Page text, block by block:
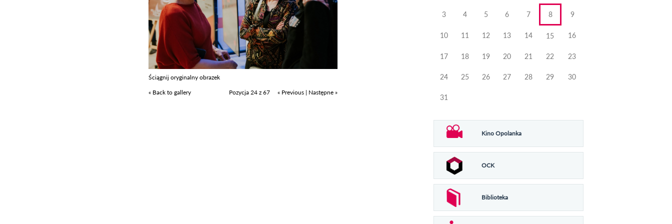
Ściągnij oryginalny obrazek
« Back to gallery
Pozycja 24 z 67 « Previous | Następne »
3 4 5 6 7 8 9
10 11 12 13 14 15 16
17 18 19 20 21 22 23
24 25 26 27 28 29 30
31
Kino Opolanka
OCK
Biblioteka